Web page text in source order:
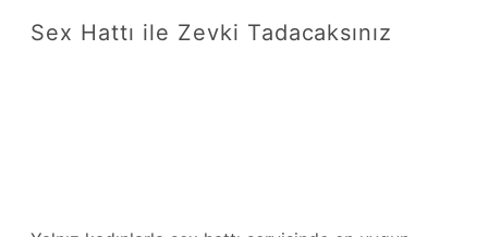
Sex Hattı ile Zevki Tadacaksınız